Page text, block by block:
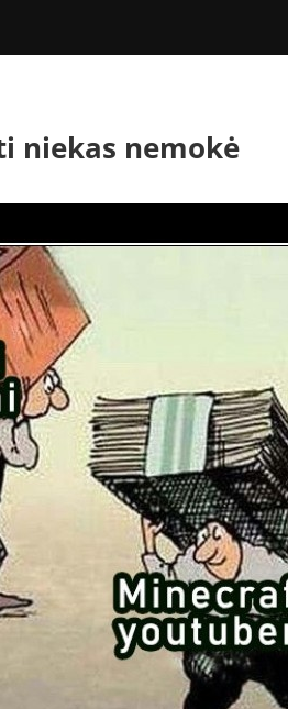
niekas nemokė